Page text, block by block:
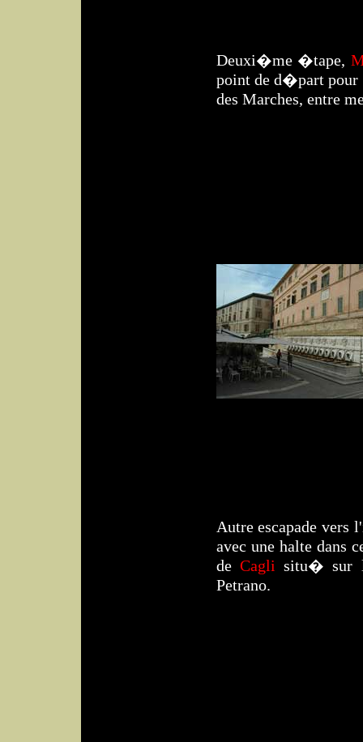
Deuxi�me �tape,
point de d�part
des Marches, entre
Autre escapade
avec une halte dans
de Cagli situ� sur
Petrano.